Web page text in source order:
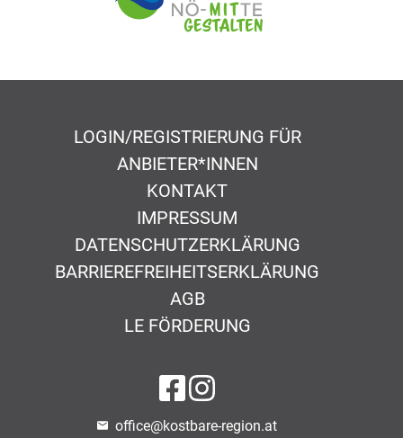
LOGIN/REGISTRIERUNG FÜR
ANBIETER*INNEN
KONTAKT
IMPRESSUM
DATENSCHUTZERKLÄRUNG
BARRIEREFREIHEITSERKLÄRUNG
AGB
LE FÖRDERUNG
auf Facebook
auf Instagram
office@kostbare-region.at